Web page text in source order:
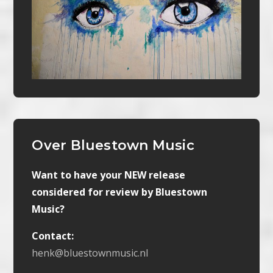
Over Bluestown Music
Want to have your NEW release
considered for review by Bluestown
Music?
Contact:
henk@bluestownmusic.nl